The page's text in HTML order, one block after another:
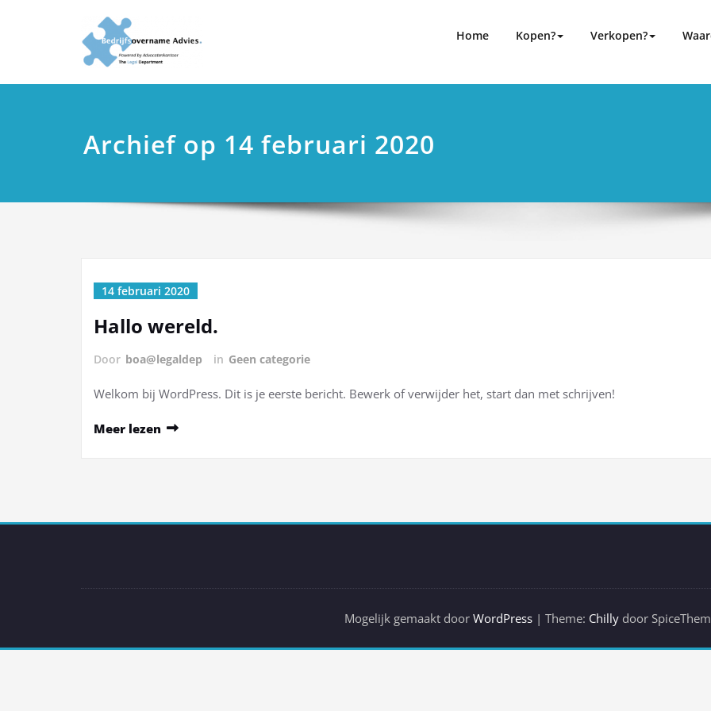
Ondersteuning bij bedrijfsovernames
Home Kopen? Verkopen?
Archief op 14 februari 2020
14 februari 2020
Hallo wereld.
Door boa@legaldep in Geen categorie
Welkom bij WordPress. Dit is je eerste bericht. Bewerk of verwijder het, start dan met schrijven!
Meer lezen
Mogelijk gemaakt door WordPress| Theme: Chillydoor